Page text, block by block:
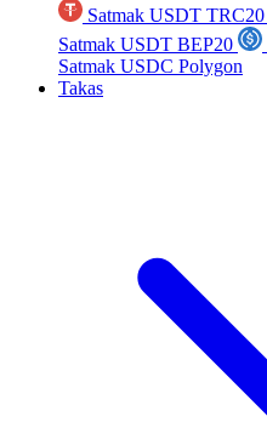
Satmak USDT TRC20
Satmak USDT BEP20
Satmak USDC Polygon
Takas